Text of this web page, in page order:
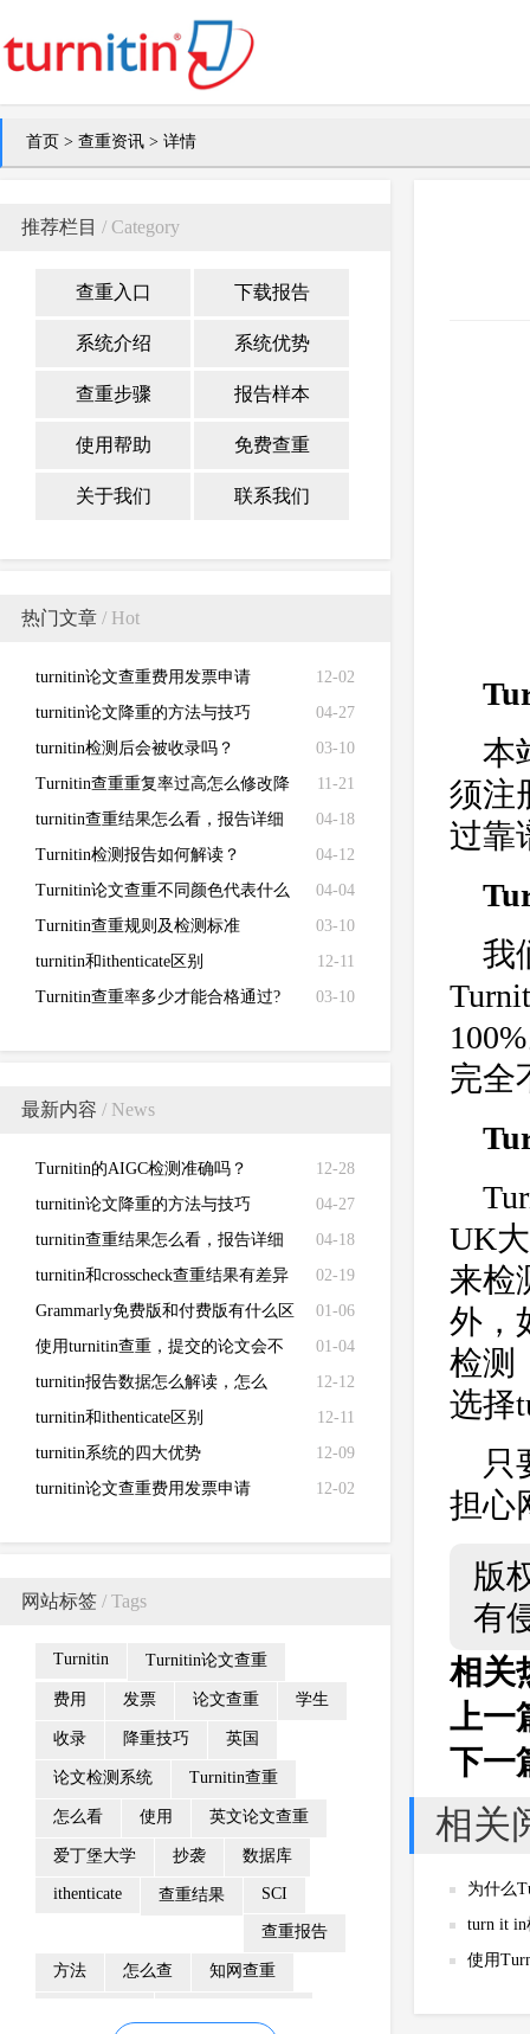
首页 > 查重资讯 > 详情
推荐栏目 / Category
查重入口 下载报告
系统介绍 系统优势
查重步骤 报告样本
使用帮助 免费查重
关于我们 联系我们
热门文章 / Hot
12-02
turnitin论文查重费用发票申请
04-27
turnitin论文降重的方法与技巧
03-10
turnitin检测后会被收录吗？
11-21
Turnitin查重重复率过高怎么修改降
低
04-18
turnitin查重结果怎么看，报告详细
解读来了！
04-12
Turnitin检测报告如何解读？
04-04
Turnitin论文查重不同颜色代表什么
03-10
Turnitin查重规则及检测标准
12-11
turnitin和ithenticate区别
03-10
Turnitin查重率多少才能合格通过?
最新内容 / News
12-28
Turnitin的AIGC检测准确吗？
04-27
turnitin论文降重的方法与技巧
04-18
turnitin查重结果怎么看，报告详细
解读来了！
02-19
turnitin和crosscheck查重结果有差异
01-06
Grammarly免费版和付费版有什么区
别？
01-04
使用turnitin查重，提交的论文会不
会被泄露？
12-12
turnitin报告数据怎么解读，怎么
看？
12-11
turnitin和ithenticate区别
12-09
turnitin系统的四大优势
12-02
turnitin论文查重费用发票申请
网站标签 / Tags
Turnitin Turnitin论文查重
费用 发票 论文查重 学生
收录 降重技巧 英国
论文检测系统 Turnitin查重
怎么看 使用 英文论文查重
爱丁堡大学 抄袭 数据库
ithenticate 查重结果 SCI
查重报告
方法 怎么查 知网查重
本
须注
过靠
我
完全
UK
来检
外，
检测
选择
只
担心
版
有
相关
上一
下一
相关
为什么
turn it
使用